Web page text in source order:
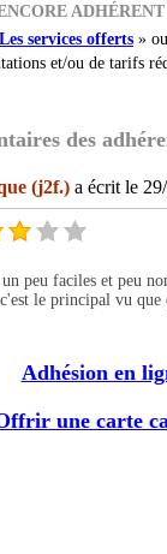
ADHÉRENT
Les services offerts »
et/ou de tarifs
des
(j2f.) a écrit le
peu faciles et peu
le principal vu que
Adhésion en
une carte